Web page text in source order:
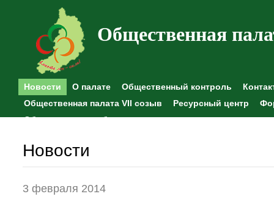
Общественная
Новости О палате Общественный контроль
Общественная палата VII созыв
Ресурсный центр
Общественные наблюдения
Новости
3 февраля 2014